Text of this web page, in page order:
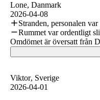
Lone, Danmark
2026-04-08
Stranden, personalen
Rummet var ordentligt
Omdömet är översatt från
Viktor, Sverige
2026-04-01